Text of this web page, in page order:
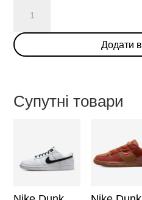
Dunk
Low
Disrupt
кількість
Додати
Супутні товари